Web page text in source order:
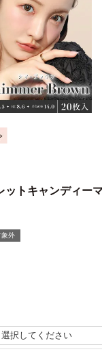
ットキャンディー
象外